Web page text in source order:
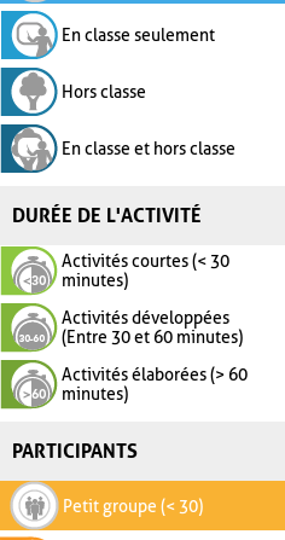
En classe seulement
Hors classe
En classe et hors classe
DURÉE DE L'ACTIVITÉ
Activités courtes (< 30
minutes)
Activités développées
(Entre 30 et 60 minutes)
Activités élaborées (> 60
minutes)
PARTICIPANTS
Petit groupe (< 30)